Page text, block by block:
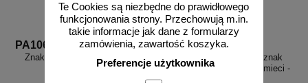
Te Cookies są niezbędne do prawidłowego
funkcjonowania strony. Przechowują m.in.
takie informacje jak dane z formularzy
zamówienia, zawartość koszyka.
Preferencje użytkownika
PA106
Znak instalacja fotowoltaiczna
PA097
Odpady niebezpieczne - znak
informacyjny, segregacja śmieci -